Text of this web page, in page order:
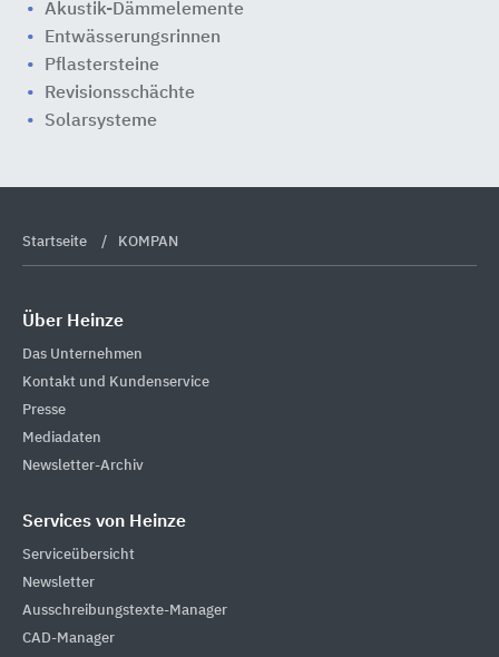
Akustik-Dämmelemente
Entwässerungsrinnen
Pflastersteine
Revisionsschächte
Solarsysteme
Startseite KOMPAN
Über Heinze
Das Unternehmen
Kontakt und Kundenservice
Presse
Mediadaten
Newsletter-Archiv
Services von Heinze
Serviceübersicht
Newsletter
Ausschreibungstexte-Manager
CAD-Manager